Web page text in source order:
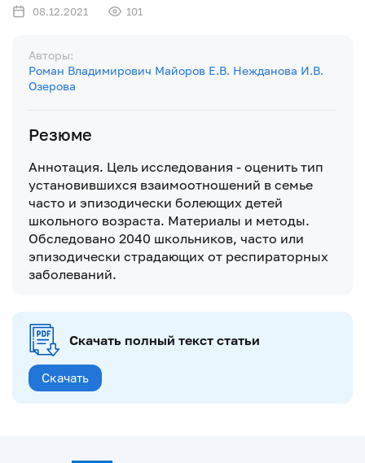
08.12.2021 101
Авторы:
Роман Владимирович Майоров Е.В. Нежданова И.В.
Озерова
Резюме
Аннотация. Цель исследования - оценить тип
установившихся взаимоотношений в семье
часто и эпизодически болеющих детей
школьного возраста. Материалы и методы.
Обследовано 2040 школьников, часто или
эпизодически страдающих от респираторных
заболеваний.
Скачать полный текст статьи
Скачать